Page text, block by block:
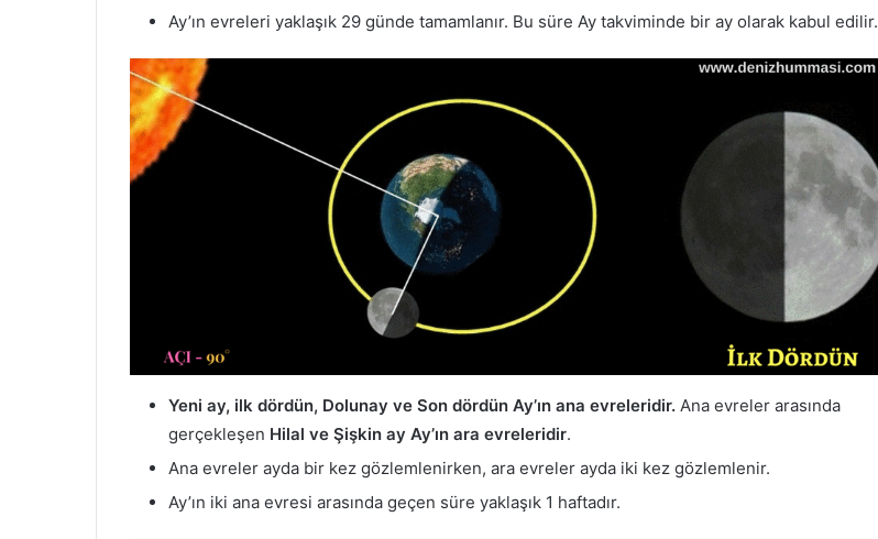
Ay’ın evreleri yaklaşık 29 günde tamamlanır. Bu süre Ay takviminde bir ay olarak kabul edilir.
Yeni ay, ilk dördün, Dolunay ve Son dördün Ay’ın ana evreleridir. Ana evreler arasında
gerçekleşen Hilal ve Şişkin ay Ay’ın ara evreleridir.
Ana evreler ayda bir kez gözlemlenirken, ara evreler ayda iki kez gözlemlenir.
Ay’ın iki ana evresi arasında geçen süre yaklaşık 1 haftadır.